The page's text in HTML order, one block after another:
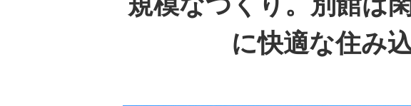
に快適な住み